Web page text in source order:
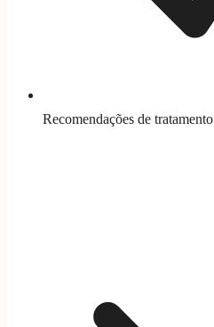
Recomendações de tratamento